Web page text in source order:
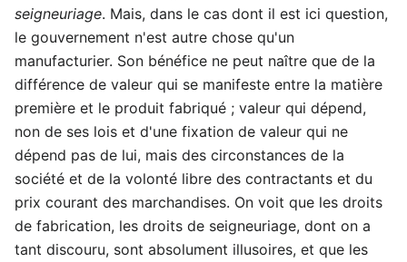
seigneuriage. Mais, dans le cas dont il est ici question,
le gouvernement n'est autre chose qu'un
manufacturier. Son bénéfice ne peut naître que de la
différence de valeur qui se manifeste entre la matière
première et le produit fabriqué ; valeur qui dépend,
non de ses lois et d'une fixation de valeur qui ne
dépend pas de lui, mais des circonstances de la
société et de la volonté libre des contractants et du
prix courant des marchandises. On voit que les droits
de fabrication, les droits de seigneuriage, dont on a
tant discouru, sont absolument illusoires, et que les